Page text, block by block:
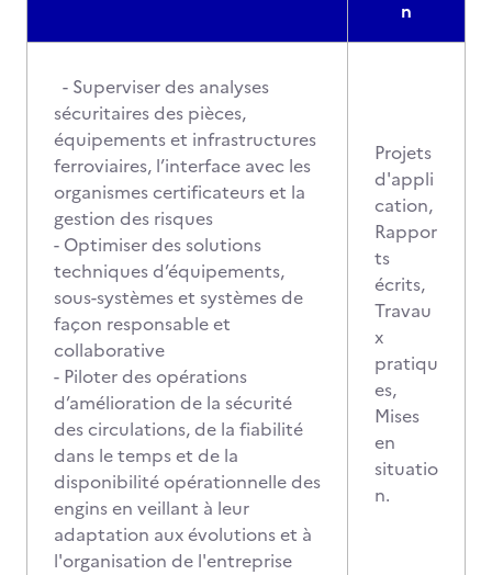
n
- Superviser des analyses
sécuritaires des pièces,
équipements et infrastructures
ferroviaires, l’interface avec les
organismes certificateurs et la
gestion des risques
- Optimiser des solutions
techniques d’équipements,
sous-systèmes et systèmes de
façon responsable et
collaborative
- Piloter des opérations
d’amélioration de la sécurité
des circulations, de la fiabilité
dans le temps et de la
disponibilité opérationnelle des
engins en veillant à leur
adaptation aux évolutions et à
l'organisation de l'entreprise
Projets
d'appli
cation,
Rappor
ts
écrits,
Travau
x
pratiqu
es,
Mises
en
situatio
n.